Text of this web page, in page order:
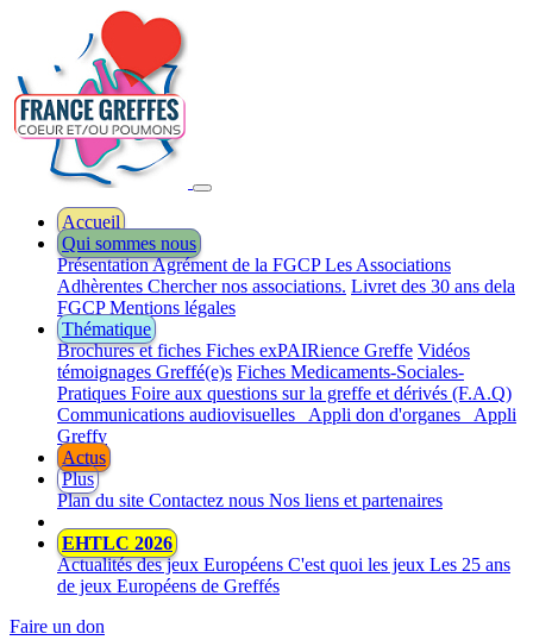
Accueil
Qui sommes nous
PrésentationAgrément de la FGCPLes Associations
Adhèrentes Chercher nos associations. Livret des 30 ans dela
FGCPMentions légales
Thématique
Brochures et fiches Fiches exPAIRience Greffe Vidéos
témoignages Greffé(e)s Fiches Medicaments-Sociales-
Pratiques Foire aux questions sur la greffe et dérivés (F.A.Q)
Communications audiovisuelles
Appli don d'organes
Appli
Greffy
Actus
Plus
Plan du site Contactez nous Nos liens et partenaires
EHTLC 2026
Actualités des jeux Européens C'est quoi les jeux Les 25 ans
de jeux Européens de Greffés
Faire un don